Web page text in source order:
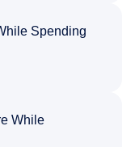
Spending
While